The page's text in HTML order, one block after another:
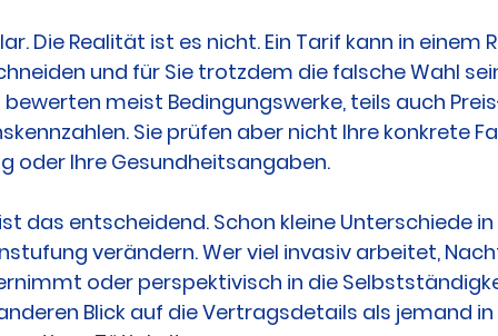
Die Realität ist es nicht. Ein Tarif kann in einem
und für Sie trotzdem die falsche Wahl
meist Bedingungswerke, teils auch
Sie prüfen aber nicht Ihre konkrete
oder Ihre Gesundheitsangaben.
das entscheidend. Schon kleine Unterschiede
verändern. Wer viel invasiv arbeitet,
oder perspektivisch in die
Blick auf die Vertragsdetails als jemand